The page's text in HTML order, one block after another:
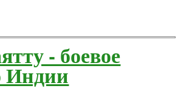
- боевое
Индии